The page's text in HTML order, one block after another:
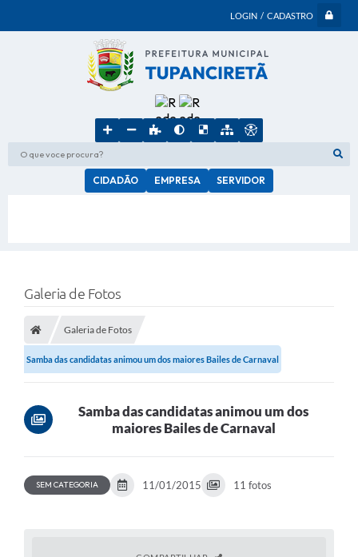
LOGIN / CADASTRO
O que voce procura?
CIDADÃO EMPRESA SERVIDOR
Galeria de Fotos
Galeria de Fotos
Samba das candidatas animou um dos maiores Bailes de Carnaval
Samba das candidatas animou um dos
maiores Bailes de Carnaval
SEM CATEGORIA 11/01/2015 11 fotos